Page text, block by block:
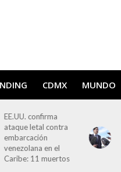
CDMX MUNDO
EE.UU. confirma
ataque letal contra
embarcación
venezolana en el
Caribe: 11 muertos